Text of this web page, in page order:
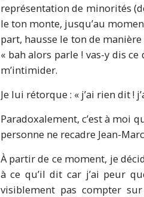
représentation de minorités
le ton monte, jusqu’au
part, hausse le ton de
« bah alors parle ! vas-y dis
m’intimider.
Je lui rétorque : « j’ai rien dit !
Paradoxalement, c’est à moi
personne ne recadre Jean-
À partir de ce moment, je
à ce qu’il dit car j’ai peur
visiblement pas compter